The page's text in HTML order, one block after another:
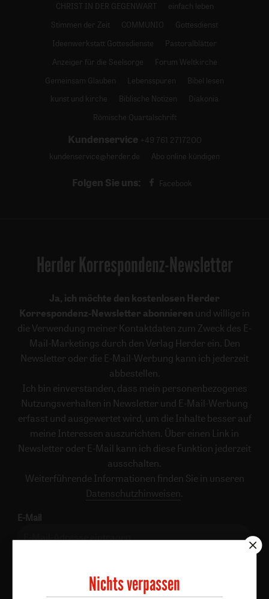
CHRIST IN DER GEGENWART
einfach leben
Stimmen der Zeit
COMMUNIO
Gottesdienst
Ideenwerkstatt Gottesdienste
Pastoralblätter
Anzeiger für die Seelsorge
Forum Weltkirche
Gemeinsam Glauben
Lebensspuren
Bibel lesen
kunst und kirche
Biblische Notizen
Diakonia
Römische Quartalschrift
Kundenservice +49 761 2717200
kundenservice@herder.de
Abo online kündigen
Folgen Sie uns: Facebook
Herder Korrespondenz-Newsletter
Ja, ich möchte den kostenlosen Herder
Korrespondenz-Newsletter abonnieren und willige in
die Verwendung meiner Kontaktdaten zum Zweck des E-
Mail-Marketings durch den Verlag Herder ein. Den
Newsletter oder die E-Mail-Werbung kann ich jederzeit
abbestellen.
Ich bin einverstanden, dass mein personenbezogenes
Nutzungsverhalten in Newsletter und E-Mail-Werbung
erfasst und ausgewertet wird, um die Inhalte besser auf
meine Interessen auszurichten. Über einen Link in
Newsletter oder E-Mail kann ich diese Funktion jederzeit
ausschalten.
Weiterführende Informationen finden Sie in unseren
Datenschutzhinweisen .
E-Mail
Nichts verpassen